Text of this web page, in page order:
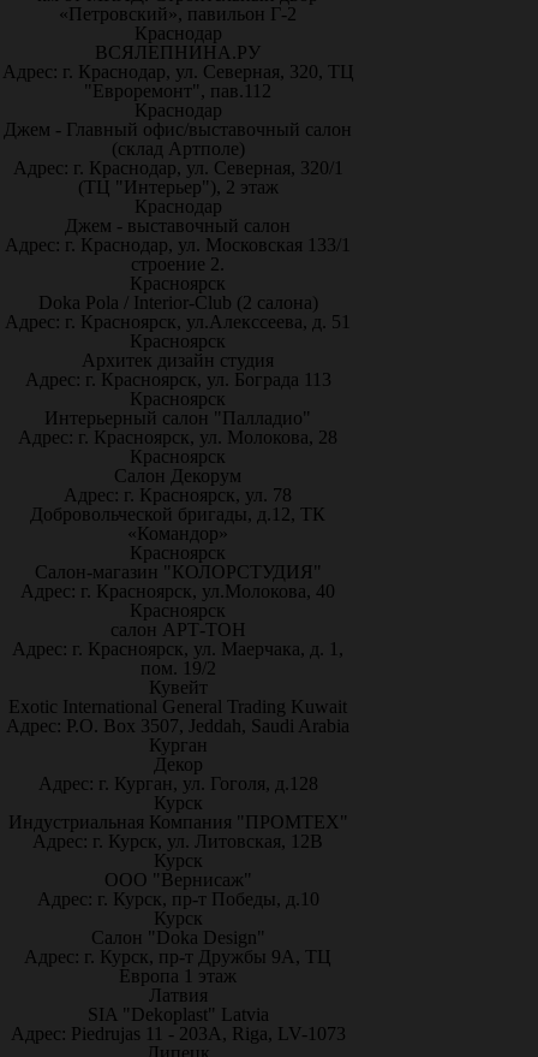
«Петровский», павильон Г-2
Краснодар
ВСЯЛЕПНИНА.РУ
Адрес: г. Краснодар, ул. Северная, 320, ТЦ
"Евроремонт", пав.112
Краснодар
Джем - Главный офис/выставочный салон
(склад Артполе)
Адрес: г. Краснодар, ул. Северная, 320/1
(ТЦ "Интерьер"), 2 этаж
Краснодар
Джем - выставочный салон
Адрес: г. Краснодар, ул. Московская 133/1
строение 2.
Красноярск
Doka Pola / Interior-Club (2 салона)
Адрес: г. Красноярск, ул.Алекссеева, д. 51
Красноярск
Архитек дизайн студия
Адрес: г. Красноярск, ул. Бограда 113
Красноярск
Интерьерный салон "Палладио"
Адрес: г. Красноярск, ул. Молокова, 28
Красноярск
Салон Декорум
Адрес: г. Красноярск, ул. 78
Добровольческой бригады, д.12, ТК
«Командор»
Красноярск
Салон-магазин "КОЛОРСТУДИЯ"
Адрес: г. Красноярск, ул.Молокова, 40
Красноярск
салон АРТ-ТОН
Адрес: г. Красноярск, ул. Маерчака, д. 1,
пом. 19/2
Кувейт
Exotic International General Trading Kuwait
Адрес: P.O. Box 3507, Jeddah, Saudi Arabia
Курган
Декор
Адрес: г. Курган, ул. Гоголя, д.128
Курск
Индустриальная Компания "ПРОМТЕХ"
Адрес: г. Курск, ул. Литовская, 12В
Курск
ООО "Вернисаж"
Адрес: г. Курск, пр-т Победы, д.10
Курск
Салон "Doka Design"
Адрес: г. Курск, пр-т Дружбы 9А, ТЦ
Европа 1 этаж
Латвия
SIA "Dekoplast" Latvia
Адрес: Piedrujas 11 - 203A, Riga, LV-1073
Липецк